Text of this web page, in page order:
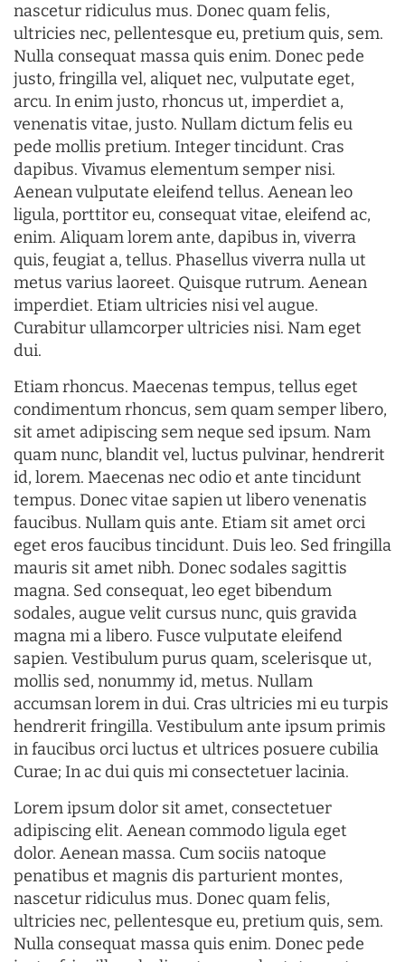
nascetur ridiculus mus. Donec quam felis,
ultricies nec, pellentesque eu, pretium quis, sem.
Nulla consequat massa quis enim. Donec pede
justo, fringilla vel, aliquet nec, vulputate eget,
arcu. In enim justo, rhoncus ut, imperdiet a,
venenatis vitae, justo. Nullam dictum felis eu
pede mollis pretium. Integer tincidunt. Cras
dapibus. Vivamus elementum semper nisi.
Aenean vulputate eleifend tellus. Aenean leo
ligula, porttitor eu, consequat vitae, eleifend ac,
enim. Aliquam lorem ante, dapibus in, viverra
quis, feugiat a, tellus. Phasellus viverra nulla ut
metus varius laoreet. Quisque rutrum. Aenean
imperdiet. Etiam ultricies nisi vel augue.
Curabitur ullamcorper ultricies nisi. Nam eget
dui.
Etiam rhoncus. Maecenas tempus, tellus eget
condimentum rhoncus, sem quam semper libero,
sit amet adipiscing sem neque sed ipsum. Nam
quam nunc, blandit vel, luctus pulvinar, hendrerit
id, lorem. Maecenas nec odio et ante tincidunt
tempus. Donec vitae sapien ut libero venenatis
faucibus. Nullam quis ante. Etiam sit amet orci
eget eros faucibus tincidunt. Duis leo. Sed fringilla
mauris sit amet nibh. Donec sodales sagittis
magna. Sed consequat, leo eget bibendum
sodales, augue velit cursus nunc, quis gravida
magna mi a libero. Fusce vulputate eleifend
sapien. Vestibulum purus quam, scelerisque ut,
mollis sed, nonummy id, metus. Nullam
accumsan lorem in dui. Cras ultricies mi eu turpis
hendrerit fringilla. Vestibulum ante ipsum primis
in faucibus orci luctus et ultrices posuere cubilia
Curae; In ac dui quis mi consectetuer lacinia.
Lorem ipsum dolor sit amet, consectetuer
adipiscing elit. Aenean commodo ligula eget
dolor. Aenean massa. Cum sociis natoque
penatibus et magnis dis parturient montes,
nascetur ridiculus mus. Donec quam felis,
ultricies nec, pellentesque eu, pretium quis, sem.
Nulla consequat massa quis enim. Donec pede